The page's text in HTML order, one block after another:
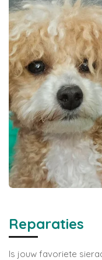
Reparaties
Is jouw favoriete